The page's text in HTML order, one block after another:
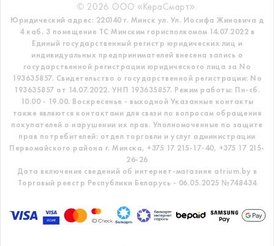
© 2026 ООО «КераСмарт».
Юридический адрес: 220140 г. Минск ул. Ул. Иосифа Жиновича д
4 каб. 3 помещение ТС Минским горисполкомом 14.07.2022 в
Единый государственный регистр юридических лиц и
индивидуальных предпринимателей внесена запись о
государственной регистрации юридического лица за No
193635857. Свидетельство о государственной регистрации: No
193635857 от 14.07.2022. УНП 193635857. Режим работы: Пн-сб.
10.00 - 19.00. Воскресенье - выходной Указанные контакты
также являются контактами для связи по вопросам обращения
покупателей о нарушении их прав. Уполномоченные по защите
прав потребителей: отдел торговли и услуг администрации
Первомайского района г. Минска, +375 17 215-17-40, +375 17 215-
26-26
Дата включения сведений об интернет-магазине atrium.by в
Торговый реестр Республики Беларусь - 06.05.2025 №748434